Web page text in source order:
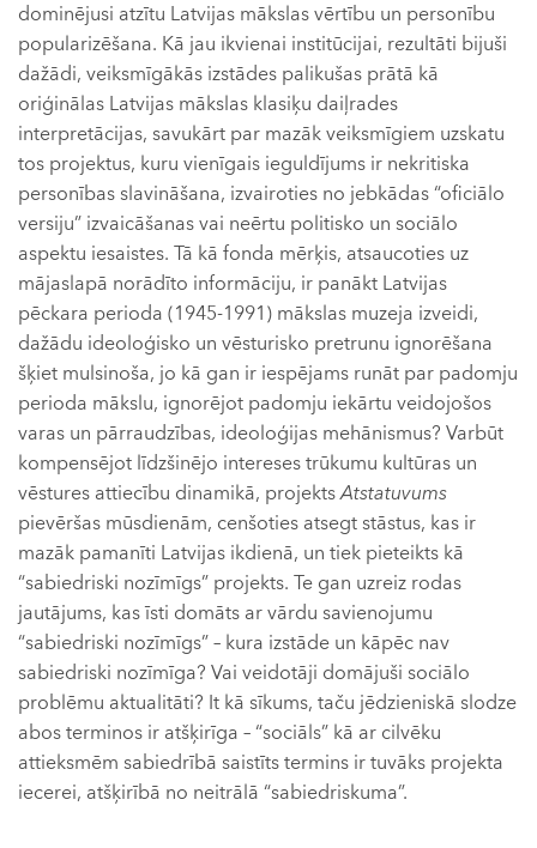
dominējusi atzītu Latvijas mākslas vērtību un personību
popularizēšana. Kā jau ikvienai institūcijai, rezultāti bijuši
dažādi, veiksmīgākās izstādes palikušas prātā kā
oriģinālas Latvijas mākslas klasiķu daiļrades
interpretācijas, savukārt par mazāk veiksmīgiem uzskatu
tos projektus, kuru vienīgais ieguldījums ir nekritiska
personības slavināšana, izvairoties no jebkādas “oficiālo
versiju” izvaicāšanas vai neērtu politisko un sociālo
aspektu iesaistes. Tā kā fonda mērķis, atsaucoties uz
mājaslapā norādīto informāciju, ir panākt Latvijas
pēckara perioda (1945-1991) mākslas muzeja izveidi,
dažādu ideoloģisko un vēsturisko pretrunu ignorēšana
šķiet mulsinoša, jo kā gan ir iespējams runāt par padomju
perioda mākslu, ignorējot padomju iekārtu veidojošos
varas un pārraudzības, ideoloģijas mehānismus? Varbūt
kompensējot līdzšinējo intereses trūkumu kultūras un
vēstures attiecību dinamikā, projektsAtstatuvums
pievēršas mūsdienām, cenšoties atsegt stāstus, kas ir
mazāk pamanīti Latvijas ikdienā, un tiek pieteikts kā
“sabiedriski nozīmīgs” projekts. Te gan uzreiz rodas
jautājums, kas īsti domāts ar vārdu savienojumu
“sabiedriski nozīmīgs” – kura izstāde un kāpēc nav
sabiedriski nozīmīga? Vai veidotāji domājuši sociālo
problēmu aktualitāti? It kā sīkums, taču jēdzieniskā slodze
abos terminos ir atšķirīga – “sociāls” kā ar cilvēku
attieksmēm sabiedrībā saistīts termins ir tuvāks projekta
iecerei, atšķirībā no neitrālā “sabiedriskuma”.